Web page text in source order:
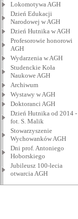
Lokomotywa AGH
Dzień Edukacji
Narodowej w AGH
Dzień Hutnika w AGH
Profesorowie honorowi
AGH
Wydarzenia w AGH
Studenckie Koła
Naukowe AGH
Archiwum
Wystawy w AGH
Doktoranci AGH
Dzień Hutnika od 2014 -
fot. S. Malik
Stowarzyszenie
Wychowanków AGH
Dni prof. Antoniego
Hoborskiego
Jubileusz 100-lecia
otwarcia AGH